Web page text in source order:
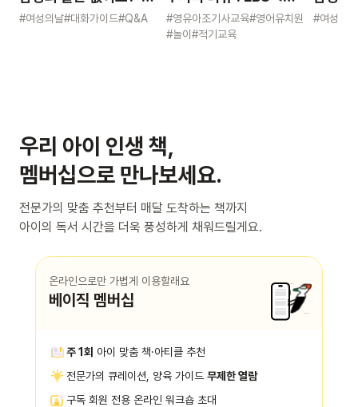
묻는 어린이에게 이렇게
#여성의날#대화가이드#Q&A
영유아 사교육 보고서>
#영유아조기사교육#영어유치원
#놀이 #적기교육
묻는
#여성의날
우리 아이 인생 책,
멤버십으로 만나보세요.
전문가의 맞춤 추천부터 매달 도착하는 책까지
아이의 독서 시간을 더욱 풍성하게 채워드릴게요.
온라인으로만 가볍게 이용할래요
베이직 멤버십
주 1회 아이 맞춤 책·아티클 추천
전문가의 큐레이션, 양육 가이드 무제한 열람
구독 회원 전용 온라인 워크숍 초대